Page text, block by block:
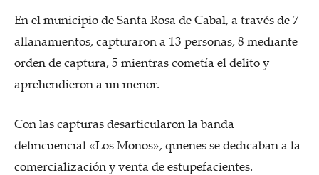
En el municipio de Santa Rosa de Cabal, a través de 7
allanamientos, capturaron a 13 personas, 8 mediante
orden de captura, 5 mientras cometía el delito y
aprehendieron a un menor.
Con las capturas desarticularon la banda
delincuencial «Los Monos», quienes se dedicaban a la
comercialización y venta de estupefacientes.